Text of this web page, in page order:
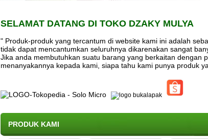
SELAMAT DATANG DI TOKO DZAKY MULYA
" Produk-produk yang tercantum di website kami ini adalah
tidak dapat mencantumkan seluruhnya dikarenakan sangat
Jika anda membutuhkan suatu barang yang berkaitan dengan
menanyakannya kepada kami, siapa tahu kami punya produk
PRODUK KAMI